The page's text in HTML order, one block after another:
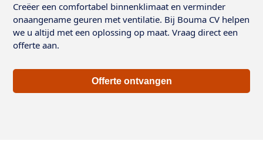
Creëer een comfortabel binnenklimaat en verminder
onaangename geuren met ventilatie. Bij Bouma CV helpen
we u altijd met een oplossing op maat. Vraag direct een
offerte aan.
Offerte ontvangen